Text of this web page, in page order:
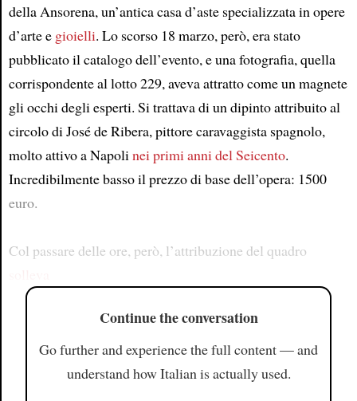
della Ansorena, un’antica casa d’aste specializzata in opere
d’arte e gioielli. Lo scorso 18 marzo, però, era stato
pubblicato il catalogo dell’evento, e una fotografia, quella
corrispondente al lotto 229, aveva attratto come un magnete
gli occhi degli esperti. Si trattava di un dipinto attribuito al
circolo di José de Ribera, pittore caravaggista spagnolo,
molto attivo a Napolinei primi anni del Seicento.
Incredibilmente basso il prezzo di base dell’opera: 1500
euro.
Col passare delle ore, però, l’attribuzione del quadro
Continue the conversation
Go further and experience the full content — and
understand how Italian is actually used.